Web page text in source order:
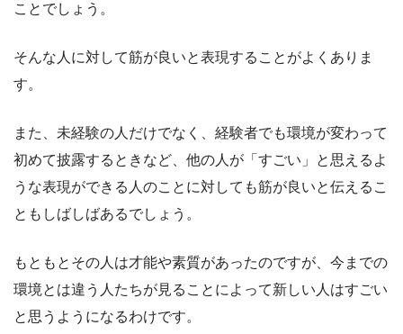
ことでしょう。
そんな人に対して筋が良いと表現することがよくありま
す。
また、未経験の人だけでなく、経験者でも環境が変わって
初めて披露するときなど、他の人が「すごい」と思えるよ
うな表現ができる人のことに対しても筋が良いと伝えるこ
ともしばしばあるでしょう。
もともとその人は才能や素質があったのですが、今までの
環境とは違う人たちが見ることによって新しい人はすごい
と思うようになるわけです。